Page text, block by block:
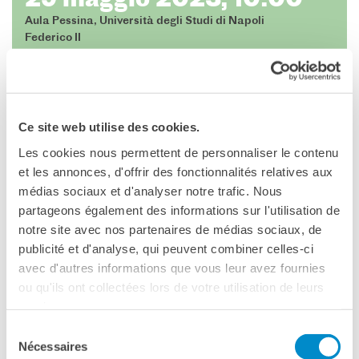
Ce site web utilise des cookies.
Les cookies nous permettent de personnaliser le contenu
et les annonces, d'offrir des fonctionnalités relatives aux
médias sociaux et d'analyser notre trafic. Nous
partageons également des informations sur l'utilisation de
notre site avec nos partenaires de médias sociaux, de
publicité et d'analyse, qui peuvent combiner celles-ci
avec d'autres informations que vous leur avez fournies
ou qu'ils ont collectées lors de votre utilisation de leurs
Nécessaires
L'équipe
IF Italia
I nostri partner
Certificazione ISO UNI EN
CERCA
Aula Pessina, Università degli Studi di Napoli
Federico II
SETTIMANA FRANCO-NAPOLETANA
Seminario di formazione avanzata
Parigi-Napoli | 29 maggio-1 giugno 2023
Università degli Studi di Napoli Federico II & Ecole du
Antiqua. Narrare il passato
Archeologia e museologia
Conferenza di apertura della Sessione di Napoli